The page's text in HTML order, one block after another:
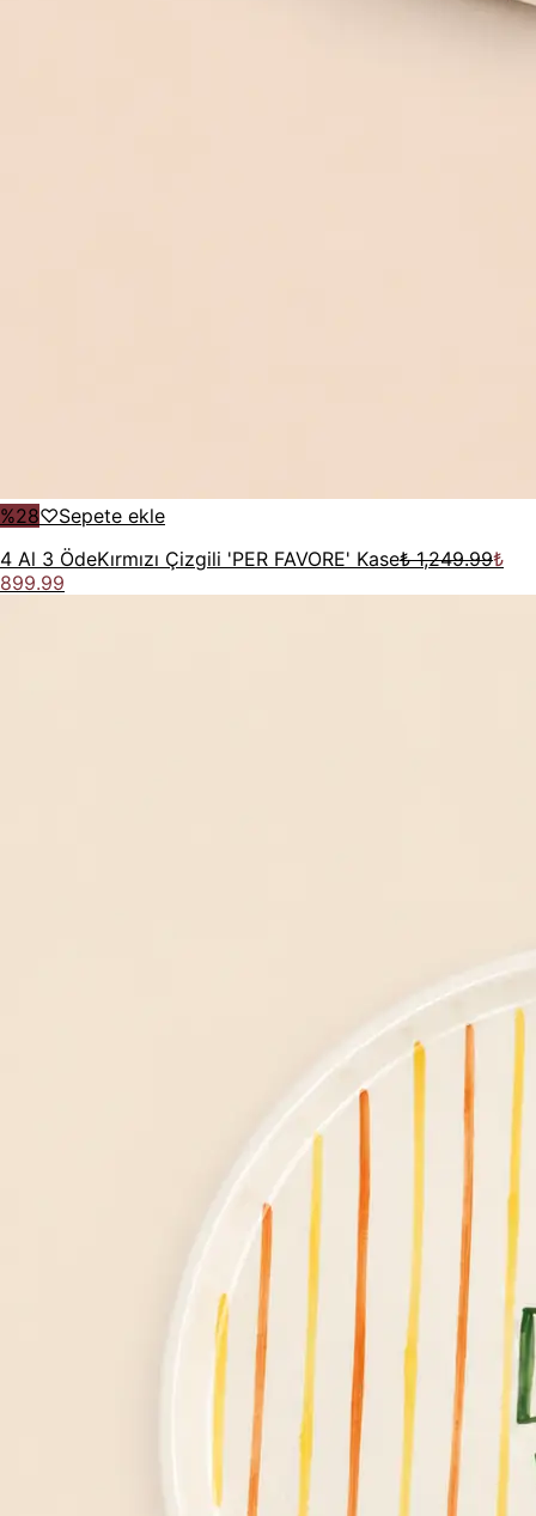
%28♡Sepete ekle
4 Al 3 ÖdeKırmızı Çizgili 'PER FAVORE' Kase₺ 1,249.99₺
899.99